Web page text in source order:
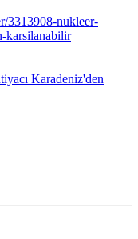
3313908-nukleer-
karsilanabilir
Karadeniz'den